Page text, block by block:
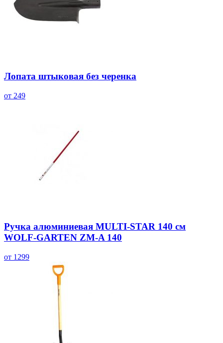
Лопата штыковая без черенка
от 249
Ручка алюминиевая MULTI-STAR 140 см
WOLF-GARTEN ZM-A 140
от 1299